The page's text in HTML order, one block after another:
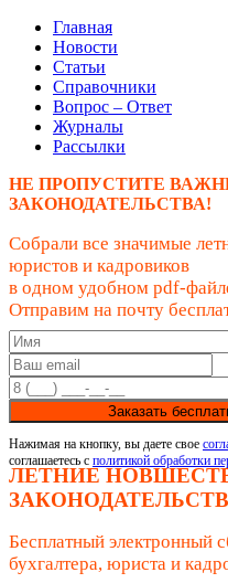
Главная
Новости
Статьи
Справочники
Вопрос – Ответ
Журналы
Рассылки
НЕ ПРОПУСТИТЕ
ЗАКОНОДАТЕЛЬСТВА!
Собрали все значимые
юристов и кадровиков
в одном удобном pdf-
Отправим на почту
Заказать
Нажимая на кнопку, вы даете свое
соглашаетесь с политикой обработки
ЛЕТНИЕ
Бесплатный электронный
бухгалтера, юриста и